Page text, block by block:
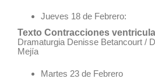
Jueves 18 de Febrero:
Texto Contracciones
Dramaturgia Denisse Betancourt /
Mejía
Martes 23 de Febrero